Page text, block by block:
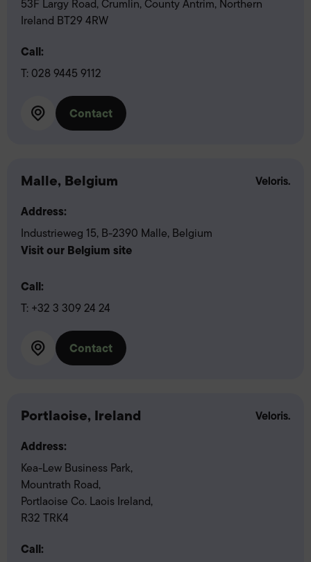
53F Largy Road, Crumlin, County Antrim, Northern
Ireland BT29 4RW
Call:
T: 028 9445 9112
Contact
Malle, Belgium
Address:
Industrieweg 15, B-2390 Malle, Belgium
Visit our Belgium site
Call:
T: +32 3 309 24 24
Contact
Portlaoise, Ireland
Address:
Kea-Lew Business Park,
Mountrath Road,
Portlaoise Co. Laois Ireland,
R32 TRK4
Call: